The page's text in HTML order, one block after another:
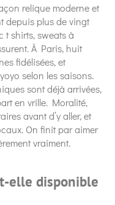
relique moderne et
depuis plus de vingt
t shirts, sweats à
À Paris, huit
fidélisées, et
selon les saisons.
sont déjà arrivées,
en vrille. Moralité,
avant d’y aller, et
On finit par aimer
vraiment.
elle disponible